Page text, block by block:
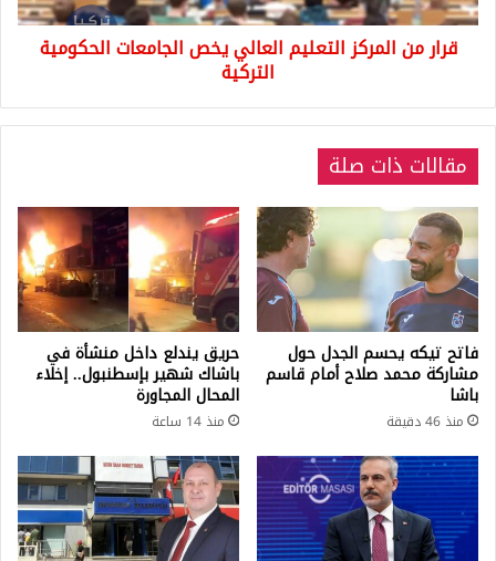
التركية
قرار من المركز التعليم العالي يخص الجامعات الحكومية
التركية
مقالات ذات صلة
فاتح تيكه يحسم الجدل حول
مشاركة محمد صلاح أمام قاسم
باشا
منذ 46 دقيقة
حريق يندلع داخل منشأة في
باشاك شهير بإسطنبول.. إخلاء
المحال المجاورة
منذ 14 ساعة